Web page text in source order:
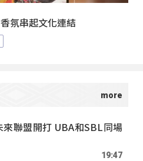
氛串起文化連結
來聯盟開打 UBA和SBL同場
19:47